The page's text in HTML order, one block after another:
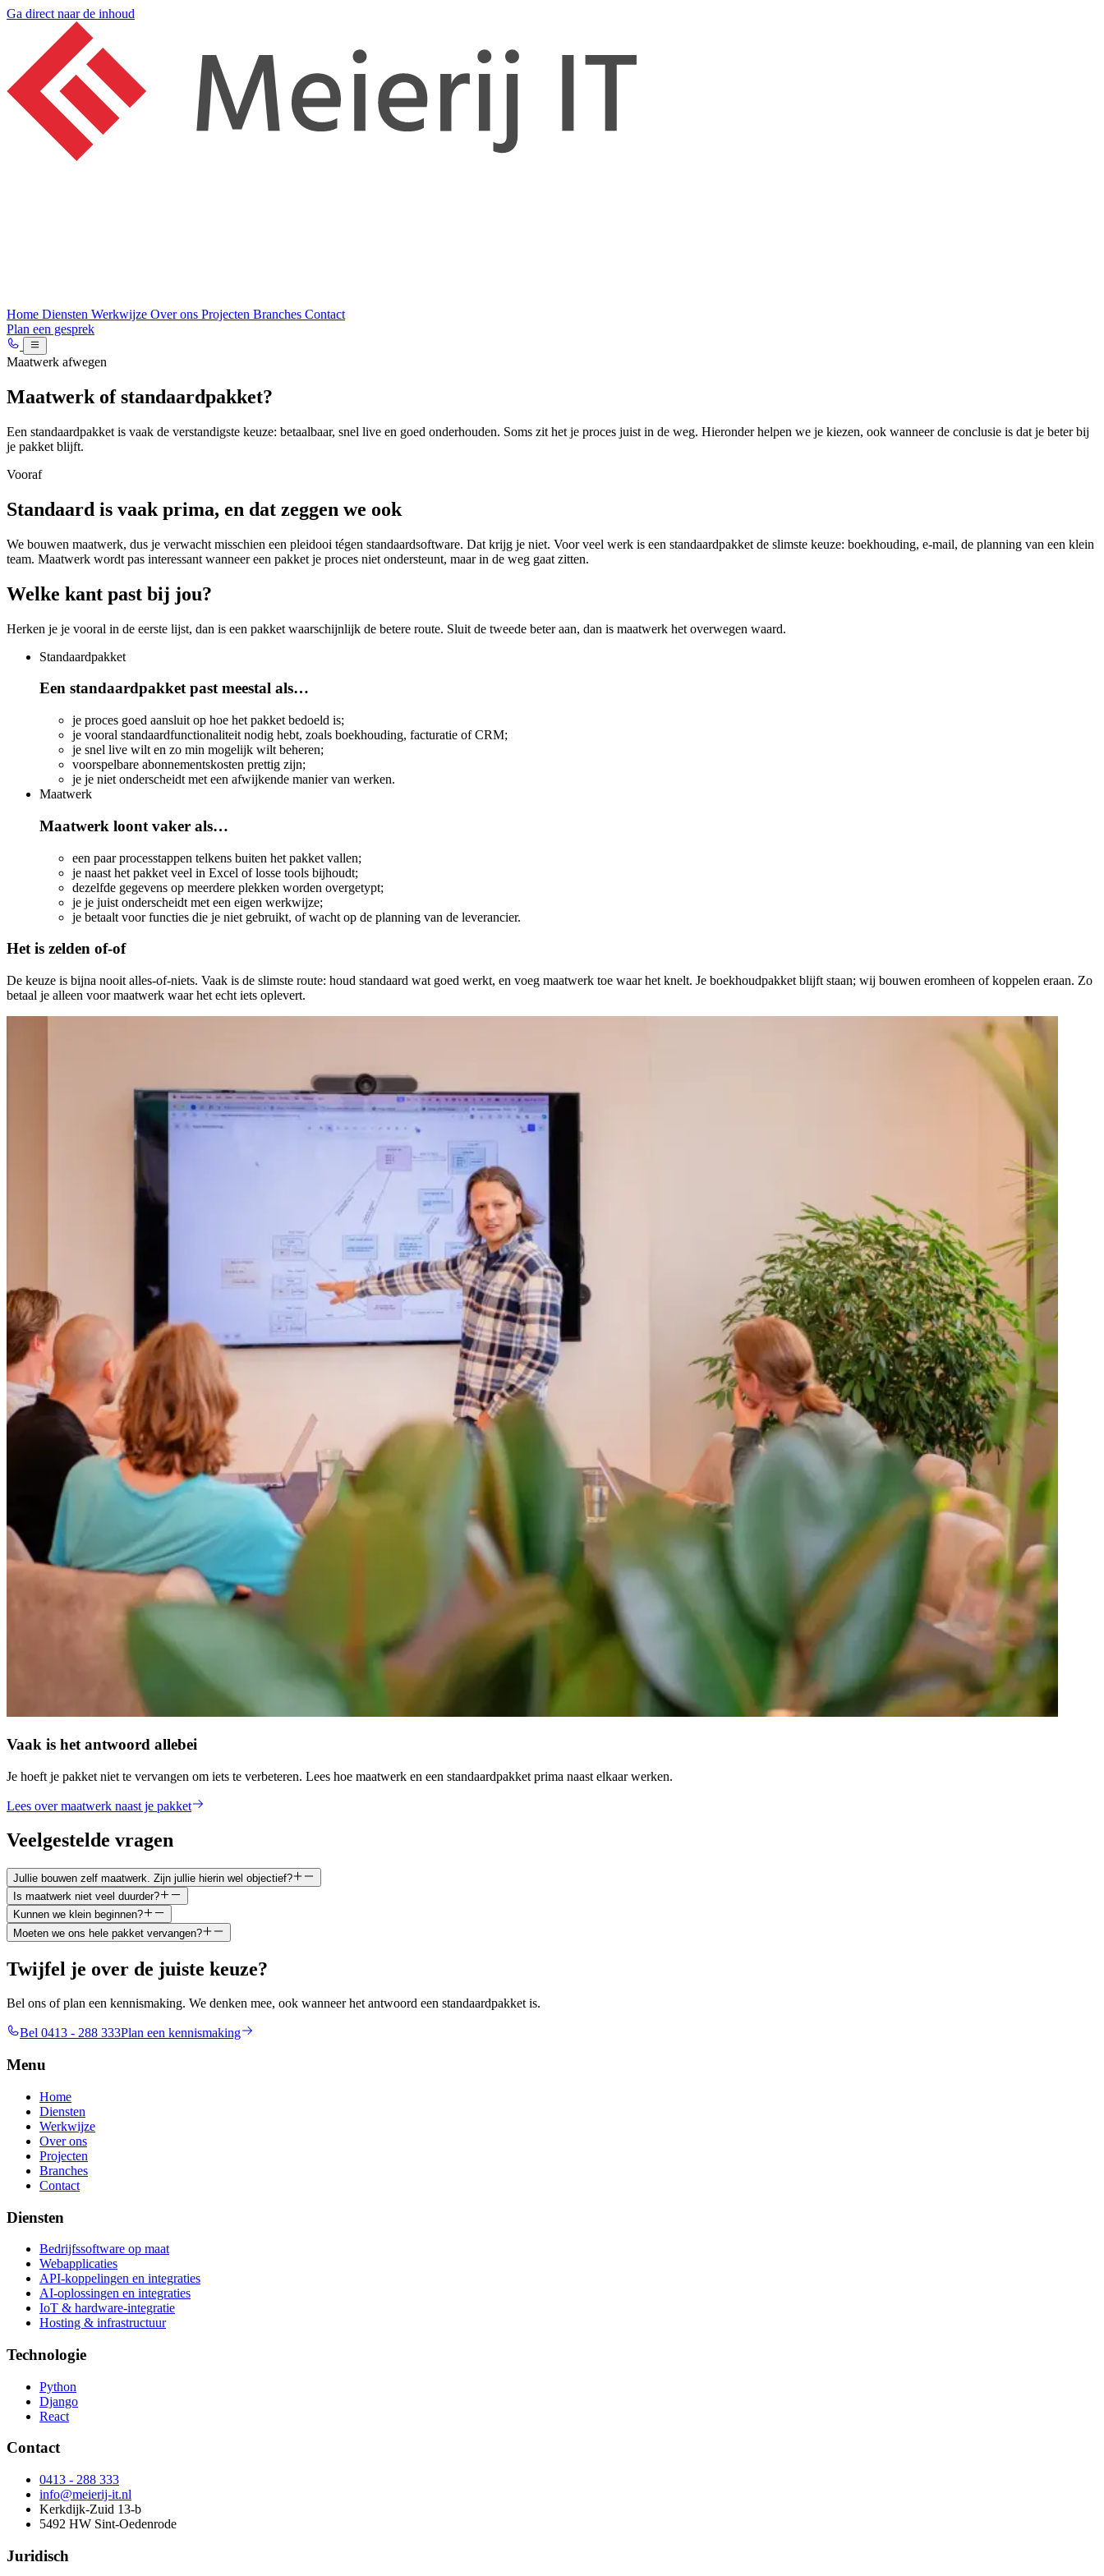
Ga direct naar de inhoud
Home Diensten Werkwijze Over ons Projecten Branches Contact
Plan een gesprek
Maatwerk afwegen
Maatwerk of standaardpakket?
Een standaardpakket is vaak de verstandigste keuze: betaalbaar, snel live en goed onderhouden. Soms zit het je proces juist in de weg. Hieronder helpen we je kiezen, ook wanneer de conclusie is dat je beter bij
je pakket blijft.
Vooraf
Standaard is vaak prima, en dat zeggen we ook
We bouwen maatwerk, dus je verwacht misschien een pleidooi tégen standaardsoftware. Dat krijg je niet. Voor veel werk is een standaardpakket de slimste keuze: boekhouding, e-mail, de planning van een klein
team. Maatwerk wordt pas interessant wanneer een pakket je proces niet ondersteunt, maar in de weg gaat zitten.
Welke kant past bij jou?
Herken je je vooral in de eerste lijst, dan is een pakket waarschijnlijk de betere route. Sluit de tweede beter aan, dan is maatwerk het overwegen waard.
Standaardpakket
Een standaardpakket past meestal als…
je proces goed aansluit op hoe het pakket bedoeld is;
je vooral standaardfunctionaliteit nodig hebt, zoals boekhouding, facturatie of CRM;
je snel live wilt en zo min mogelijk wilt beheren;
voorspelbare abonnementskosten prettig zijn;
je je niet onderscheidt met een afwijkende manier van werken.
Maatwerk
Maatwerk loont vaker als…
een paar processtappen telkens buiten het pakket vallen;
je naast het pakket veel in Excel of losse tools bijhoudt;
dezelfde gegevens op meerdere plekken worden overgetypt;
je je juist onderscheidt met een eigen werkwijze;
je betaalt voor functies die je niet gebruikt, of wacht op de planning van de leverancier.
Het is zelden of-of
De keuze is bijna nooit alles-of-niets. Vaak is de slimste route: houd standaard wat goed werkt, en voeg maatwerk toe waar het knelt. Je boekhoudpakket blijft staan; wij bouwen eromheen of koppelen eraan. Zo
betaal je alleen voor maatwerk waar het echt iets oplevert.
Vaak is het antwoord allebei
Je hoeft je pakket niet te vervangen om iets te verbeteren. Lees hoe maatwerk en een standaardpakket prima naast elkaar werken.
Lees over maatwerk naast je pakket
Veelgestelde vragen
Jullie bouwen zelf maatwerk. Zijn jullie hierin wel objectief?
Is maatwerk niet veel duurder?
Kunnen we klein beginnen?
Moeten we ons hele pakket vervangen?
Twijfel je over de juiste keuze?
Bel ons of plan een kennismaking. We denken mee, ook wanneer het antwoord een standaardpakket is.
Bel 0413 - 288 333Plan een kennismaking
Menu
Home
Diensten
Werkwijze
Over ons
Projecten
Branches
Contact
Diensten
Bedrijfssoftware op maat
Webapplicaties
API-koppelingen en integraties
AI-oplossingen en integraties
IoT & hardware-integratie
Hosting & infrastructuur
Technologie
Python
Django
React
Contact
0413 - 288 333
info@meierij-it.nl
Kerkdijk-Zuid 13-b
5492 HW Sint-Oedenrode
Juridisch